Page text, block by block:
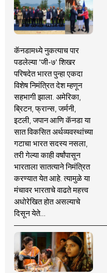
कॅनडामध्ये नुकत्याच पार
पडलेल्या 'जी-७' शिखर
परिषदेत भारत पुन्हा एकदा
विशेष निमंत्रित देश म्हणून
सहभागी झाला. अमेरिका,
ब्रिटन, फ्रान्स, जर्मनी,
इटली, जपान आणि कॅनडा या
सात विकसित अर्थव्यवस्थांच्या
गटाचा भारत सदस्य नसला,
तरी गेल्या काही वर्षांपासून
भारताला सातत्याने निमंत्रित
करण्यात येत आहे. त्यामुळे या
मंचावर भारताचे वाढते महत्त्व
अधोरेखित होत असल्याचे
दिसून येते...